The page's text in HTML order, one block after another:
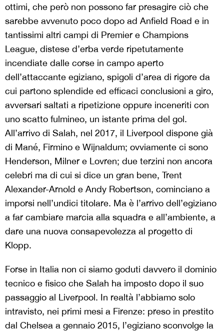
ottimi, che però non possono far presagire ciò che
sarebbe avvenuto poco dopo ad Anfield Road e in
tantissimi altri campi di Premier e Champions
League, distese d’erba verde ripetutamente
incendiate dalle corse in campo aperto
dell’attaccante egiziano, spigoli d’area di rigore da
cui partono splendide ed efficaci conclusioni a giro,
avversari saltati a ripetizione oppure inceneriti con
uno scatto fulmineo, un istante prima del gol.
All’arrivo di Salah, nel 2017, il Liverpool dispone già
di Mané, Firmino e Wijnaldum; ovviamente ci sono
Henderson, Milner e Lovren; due terzini non ancora
celebri ma di cui si dice un gran bene, Trent
Alexander-Arnold e Andy Robertson, cominciano a
imporsi nell’undici titolare. Ma è l’arrivo dell’egiziano
a far cambiare marcia alla squadra e all’ambiente, a
dare una nuova consapevolezza al progetto di
Klopp.
Forse in Italia non ci siamo goduti davvero il dominio
tecnico e fisico che Salah ha imposto dopo il suo
passaggio al Liverpool. In realtà l’abbiamo solo
intravisto, nei primi mesi a Firenze: preso in prestito
dal Chelsea a gennaio 2015, l’egiziano sconvolge la